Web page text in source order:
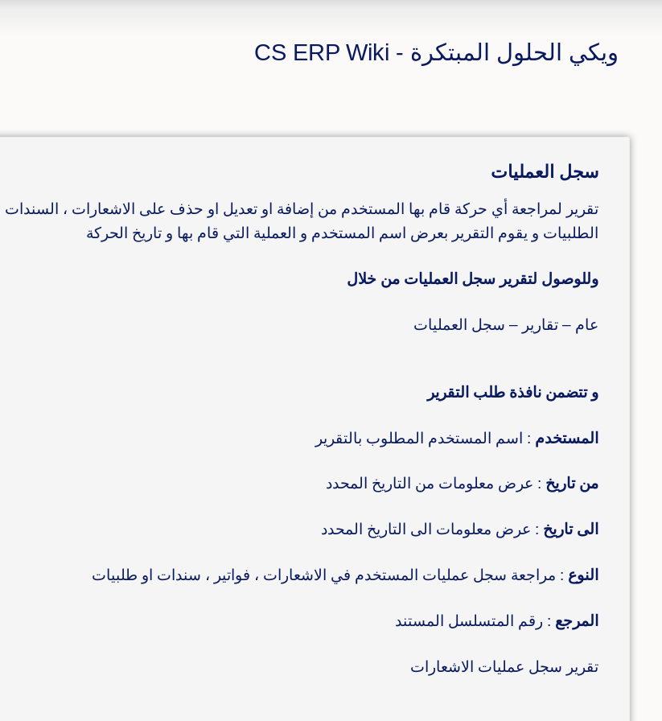
ويكي الحلول المبتكرة - CS ERP Wiki
سجل العمليات
تقرير لمراجعة أي حركة قام بها المستخدم من إضافة او تعديل او حذف على الاشعارات ، السندات ،
الطلبيات و يقوم التقرير بعرض اسم المستخدم و العملية التي قام بها و تاريخ الحركة
وللوصول لتقرير سجل العمليات من خلال
عام – تقارير – سجل العمليات
و تتضمن نافذة طلب التقرير
المستخدم : اسم المستخدم المطلوب بالتقرير
من تاريخ : عرض معلومات من التاريخ المحدد
الى تاريخ : عرض معلومات الى التاريخ المحدد
النوع : مراجعة سجل عمليات المستخدم في الاشعارات ، فواتير ، سندات او طلبيات
المرجع : رقم المتسلسل المستند
تقرير سجل عمليات الاشعارات